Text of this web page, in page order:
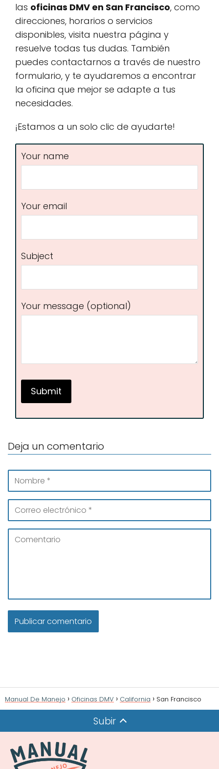
las oficinas DMV en San Francisco, como
direcciones, horarios o servicios
disponibles, visita nuestra página y
resuelve todas tus dudas. También
puedes contactarnos a través de nuestro
formulario, y te ayudaremos a encontrar
la oficina que mejor se adapte a tus
necesidades.
¡Estamos a un solo clic de ayudarte!
Your name
Your email
Subject
Your message (optional)
Deja un comentario
Manual De Manejo Oficinas DMV California San Francisco
Subir